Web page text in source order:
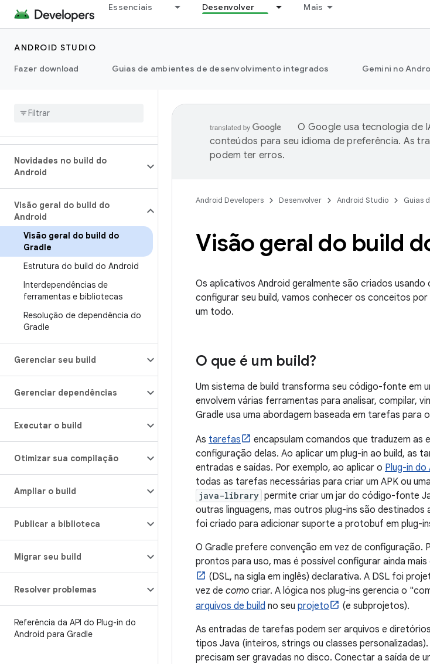
Essenciais Desenvolver Mais
ANDROID STUDIO
Fazer download
Guias de ambientes de desenvolvimento integrados Gemini no
Novidades no build do
Android
Visão geral do build do
Android
Visão geral do build do
Gradle
Estrutura do build do Android
Interdependências de
ferramentas e bibliotecas
Resolução de dependência do
Gradle
Gerenciar seu build
Gerenciar dependências
Executar o build
Otimizar sua compilação
Ampliar o build
Publicar a biblioteca
Migrar seu build
Resolver problemas
Referência da API do Plug-in do
Android para Gradle
O Google usa tecnologia de
conteúdos para seu idioma de preferência. As
podem ter erros.
Android Developers Desenvolver Android Studio Guias
Visão geral do build
Os aplicativos Android geralmente são criados usando
configurar seu build, vamos conhecer os conceitos
um todo.
O que é um build?
Um sistema de build transforma seu código-fonte em
envolvem várias ferramentas para analisar, compilar,
Gradle usa uma abordagem baseada em tarefas para
As tarefas encapsulam comandos que traduzem as
configuração delas. Ao aplicar um plug-in ao build, as
entradas e saídas. Por exemplo, ao aplicar o Plug-in do
todas as tarefas necessárias para criar um APK ou
java-library permite criar um jar do código-fonte
outras linguagens, mas outros plug-ins são destinados
foi criado para adicionar suporte a protobuf em plug-
O Gradle prefere convenção em vez de configuração.
prontos para uso, mas é possível configurar ainda mais
(DSL, na sigla em inglês) declarativa. A DSL foi
vez de como criar. A lógica nos plug-ins gerencia o
arquivos de build no seu projeto
(e subprojetos).
As entradas de tarefas podem ser arquivos e
tipos Java (inteiros, strings ou classes
precisam ser gravadas no disco. Conectar a saída de